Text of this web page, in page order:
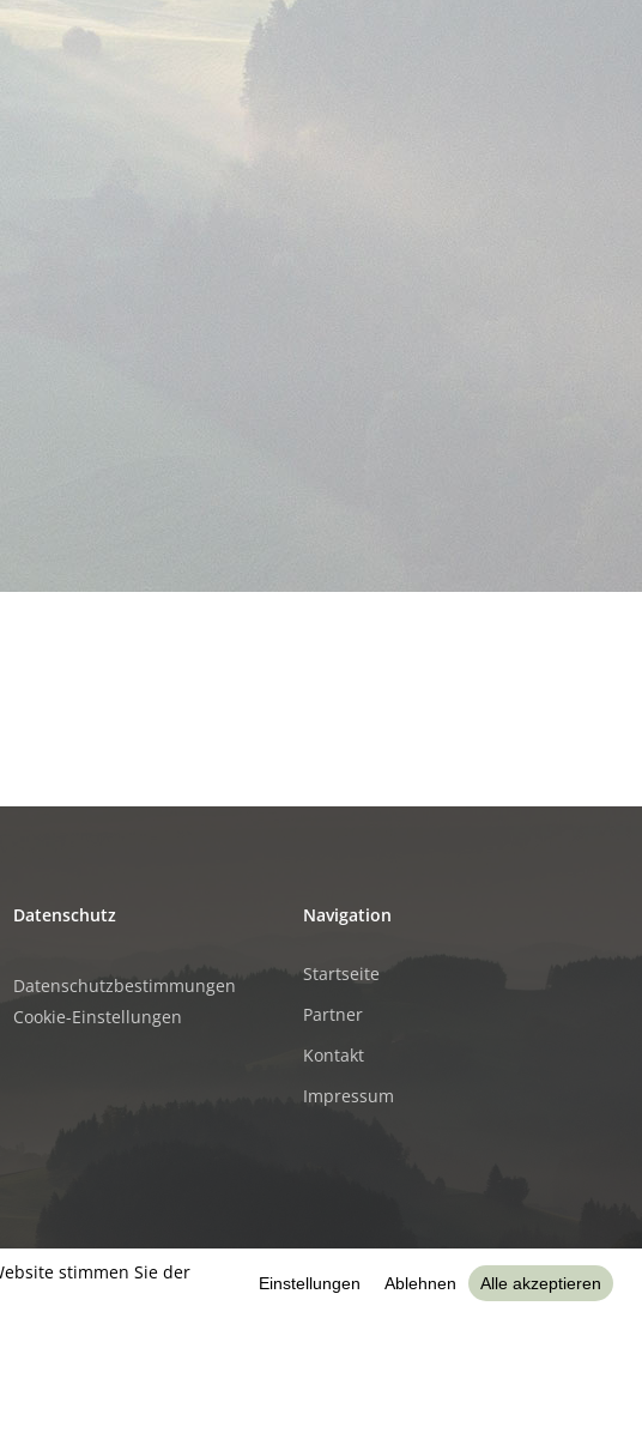
Datenschutz
Datenschutzbestimmungen
Cookie-Einstellungen
Navigation
Startseite
Partner
Kontakt
Impressum